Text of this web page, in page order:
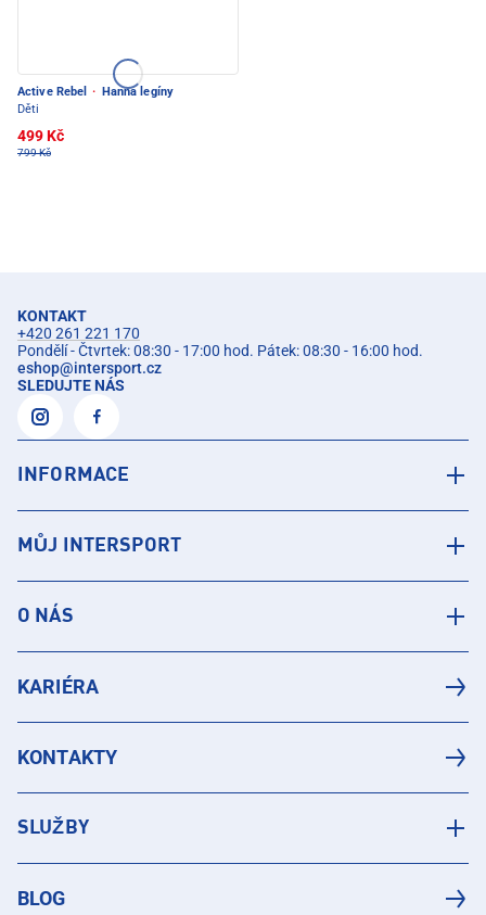
Active Rebel ·
Hanna legíny
Děti
499 Kč
799 Kč
KONTAKT
+420 261 221 170
Pondělí - Čtvrtek: 08:30 - 17:00 hod. Pátek: 08:30 - 16:00 hod.
eshop@intersport.cz
SLEDUJTE NÁS
INFORMACE
MŮJ INTERSPORT
O NÁS
KARIÉRA
KONTAKTY
SLUŽBY
BLOG